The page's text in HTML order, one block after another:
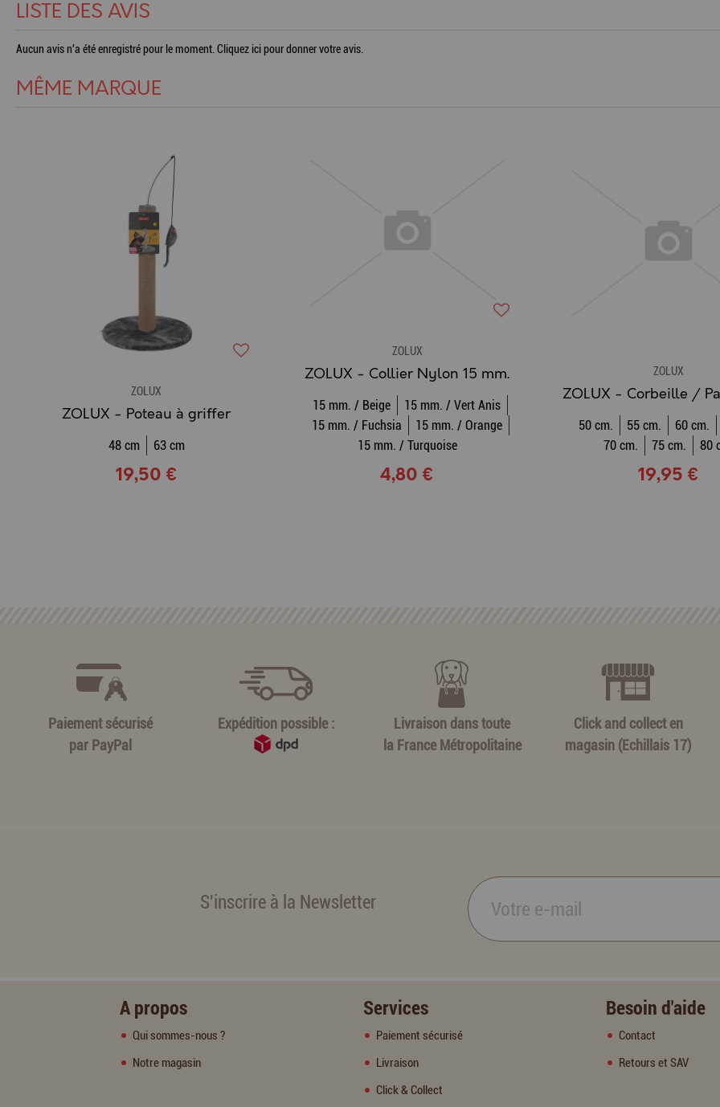
LISTE DES AVIS
Aucun avis n'a été enregistré pour le moment. Cliquez ici pour donner votre avis.
MÊME MARQUE
ZOLUX
ZOLUX - Poteau à griffer
48 cm 63 cm
19,50 €
ZOLUX
ZOLUX - Collier Nylon 15 mm.
15 mm. / Beige
15 mm. / Vert Anis
15 mm. / Fuchsia
15 mm. / Orange
15 mm. / Turquoise
4,80 €
ZOLUX
50 cm. 55 cm.
60 cm.
70 cm.
75 cm. 80
19,95 €
Paiement sécurisé
par PayPal
Expédition possible :
Livraison dans toute
la France Métropolitaine
Click and collect en
magasin (Echillais 17)
S'inscrire à la Newsletter
A propos
Qui sommes-nous ?
Notre magasin
Services
Paiement sécurisé
Livraison
Click & Collect
Besoin d'aide
Contact
Retours et SAV